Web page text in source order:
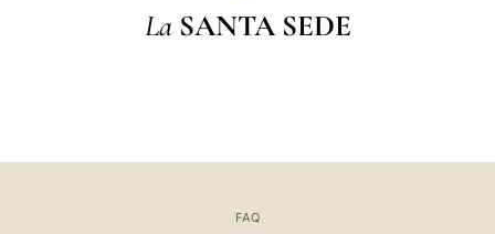
La SANTA SEDE
FAQ